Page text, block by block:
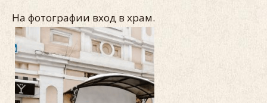
На фотографии вход в храм.